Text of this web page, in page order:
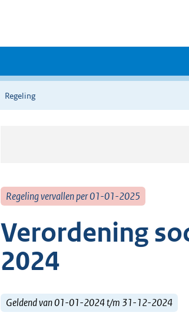
Regeling
Regeling vervallen per 01-01-2025
Verordening
2024
Geldend van 01-01-2024 t/m 31-12-2024